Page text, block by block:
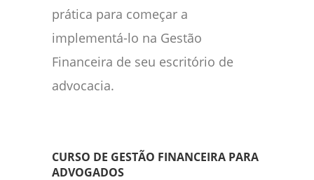
prática para começar a
implementá-lo na Gestão
Financeira de seu escritório de
advocacia.
CURSO DE GESTÃO FINANCEIRA PARA
ADVOGADOS